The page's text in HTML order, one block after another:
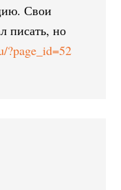
Свои
писать, но
?page_id=52